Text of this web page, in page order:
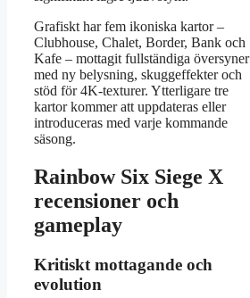
Grafiskt har fem ikoniska kartor –
Clubhouse, Chalet, Border, Bank och
Kafe – mottagit fullständiga översyner
med ny belysning, skuggeffekter och
stöd för 4K-texturer. Ytterligare tre
kartor kommer att uppdateras eller
introduceras med varje kommande
säsong.
Rainbow Six Siege X
recensioner och
gameplay
Kritiskt mottagande och
evolution